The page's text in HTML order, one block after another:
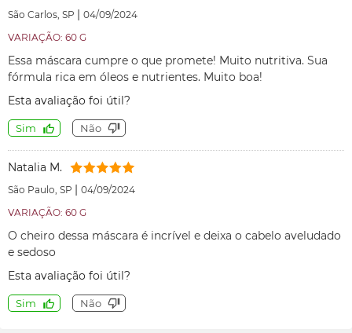
São Carlos, SP | 04/09/2024
VARIAÇÃO: 60 G
Essa máscara cumpre o que promete! Muito nutritiva. Sua
fórmula rica em óleos e nutrientes. Muito boa!
Esta avaliação foi útil?
Sim Não
Natalia M.
São Paulo, SP | 04/09/2024
VARIAÇÃO: 60 G
O cheiro dessa máscara é incrível e deixa o cabelo aveludado
e sedoso
Esta avaliação foi útil?
Sim Não